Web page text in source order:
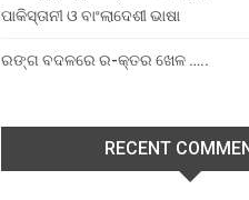
ପାକିସ୍ତାନୀ ଓ ବାଂଲାଦେଶୀ ଭାଷା
ରଙ୍ଗ ବଦଳରେ ର-କ୍ତର ଖେଳ …..
RECENT